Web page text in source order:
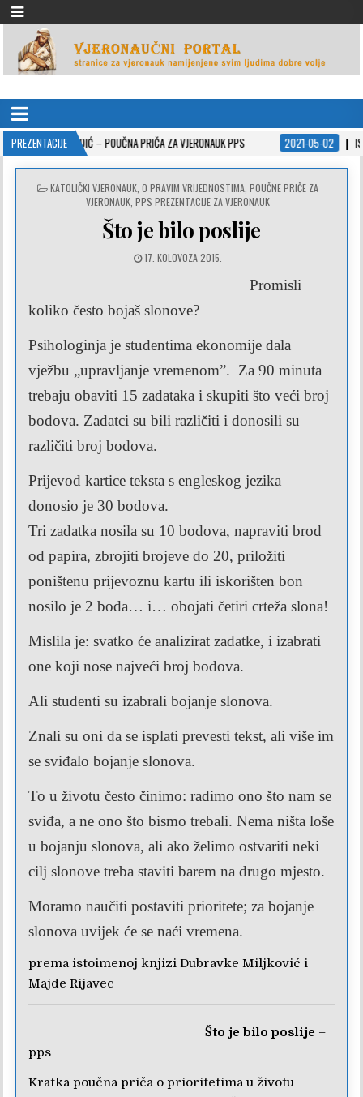
VJERONAUČNI PORTAL
PREZENTACIJE
– POUČNA PRIČA ZA VJERONAUK PPS 2021-05-02 ISUSOVE
POSTED
KATOLIČKI VJERONAUK, O PRAVIM VRIJEDNOSTIMA, POUČNE PRIČE ZA
VJERONAUK, PPS PREZENTACIJE ZA VJERONAUK
Što je bilo poslije
17. KOLOVOZA 2015.
Promisli
koliko često bojaš slonove?
Psihologinja je studentima ekonomije dala
vježbu „upravljanje vremenom”. Za 90 minuta
trebaju obaviti 15 zadataka i skupiti što veći broj
bodova. Zadatci su bili različiti i donosili su
različiti broj bodova.
Prijevod kartice teksta s engleskog jezika
donosio je 30 bodova.
Tri zadatka nosila su 10 bodova, napraviti brod
od papira,zbrojiti brojeve do 20, priložiti
poništenu prijevoznu kartuili iskorišten bon
nosilo je 2 boda… i…obojati četiri crteža slona!
Mislila je: svatko će analiziratzadatke, i izabrati
one koji nose najveći broj bodova.
Ali studenti su izabrali bojanje slonova.
Znali su oni da se isplati prevesti tekst, ali više im
se sviđalo bojanje slonova.
To u životu često činimo: radimo ono što nam se
sviđa, a ne ono što bismo trebali. Nema ništa loše
u bojanju slonova,ali ako želimo ostvariti neki
cilj slonove treba staviti barem na drugo mjesto.
Moramo naučiti postaviti prioritete; za bojanje
slonova uvijek će se naći vremena.
prema istoimenoj knjizi Dubravke Miljković i
Majde Rijavec
Što je bilo poslije –
pps
Kratka poučna priča o prioritetima u životu